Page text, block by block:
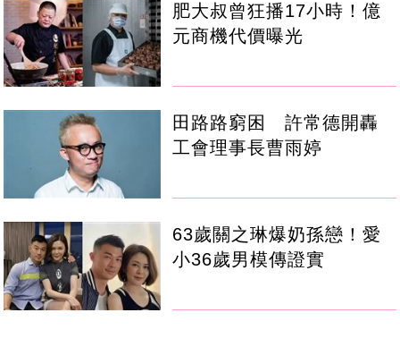
肥大叔曾狂播17小時！億
元商機代價曝光
田路路窮困 許常德開轟
工會理事長曹雨婷
63歲關之琳爆奶孫戀！愛
小36歲男模傳證實